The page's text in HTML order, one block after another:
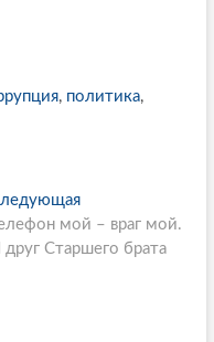
, политика,
л
е
мой – враг мой.
друг Старшего брата